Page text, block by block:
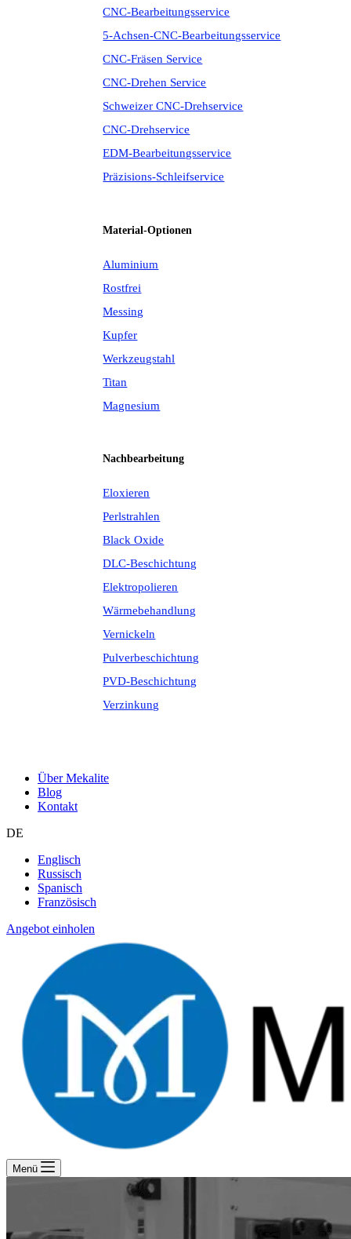
CNC-Bearbeitungsservice
5-Achsen-CNC-Bearbeitungsservice
CNC-Fräsen Service
CNC-Drehen Service
Schweizer CNC-Drehservice
CNC-Drehservice
EDM-Bearbeitungsservice
Präzisions-Schleifservice
Material-Optionen
Aluminium
Rostfrei
Messing
Kupfer
Werkzeugstahl
Titan
Magnesium
Nachbearbeitung
Eloxieren
Perlstrahlen
Black Oxide
DLC-Beschichtung
Elektropolieren
Wärmebehandlung
Vernickeln
Pulverbeschichtung
PVD-Beschichtung
Verzinkung
Über Mekalite
Blog
Kontakt
DE
Englisch
Russisch
Spanisch
Französisch
Angebot einholen
Menü